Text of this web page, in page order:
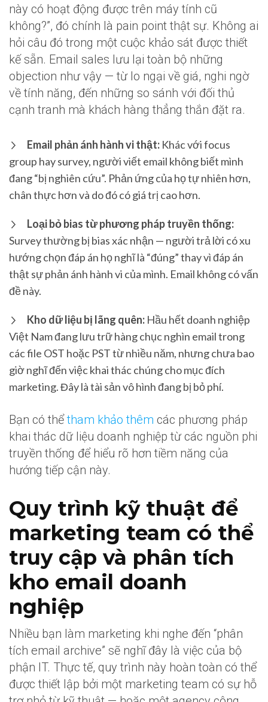
này có hoạt động được trên máy tính cũ
không?”, đó chính là pain point thật sự. Không ai
hỏi câu đó trong một cuộc khảo sát được thiết
kế sẵn. Email sales lưu lại toàn bộ những
objection như vậy — từ lo ngại về giá, nghi ngờ
về tính năng, đến những so sánh với đối thủ
cạnh tranh mà khách hàng thẳng thắn đặt ra.
Email phản ánh hành vi thật: Khác với focus
group hay survey, người viết email không biết mình
đang “bị nghiên cứu”. Phản ứng của họ tự nhiên hơn,
chân thực hơn và do đó có giá trị cao hơn.
Loại bỏ bias từ phương pháp truyền thống:
Survey thường bị bias xác nhận — người trả lời có xu
hướng chọn đáp án họ nghĩ là “đúng” thay vì đáp án
thật sự phản ánh hành vi của mình. Email không có vấn
đề này.
Kho dữ liệu bị lãng quên: Hầu hết doanh nghiệp
Việt Nam đang lưu trữ hàng chục nghìn email trong
các file OST hoặc PST từ nhiều năm, nhưng chưa bao
giờ nghĩ đến việc khai thác chúng cho mục đích
marketing. Đây là tài sản vô hình đang bị bỏ phí.
Bạn có thểtham khảo thêm các phương pháp
khai thác dữ liệu doanh nghiệp từ các nguồn phi
truyền thống để hiểu rõ hơn tiềm năng của
hướng tiếp cận này.
Quy trình kỹ thuật để
marketing team có thể
truy cập và phân tích
kho email doanh
nghiệp
Nhiều bạn làm marketing khi nghe đến “phân
tích email archive” sẽ nghĩ đây là việc của bộ
phận IT. Thực tế, quy trình này hoàn toàn có thể
được thiết lập bởi một marketing team có sự hỗ